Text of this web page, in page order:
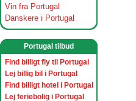
Vin fra Portugal
Danskere i Portugal
Portugal tilbud
Find billigt fly til Portugal
Lej billig bil i Portugal
Find billigt hotel i Portugal
Lej feriebolig i Portugal